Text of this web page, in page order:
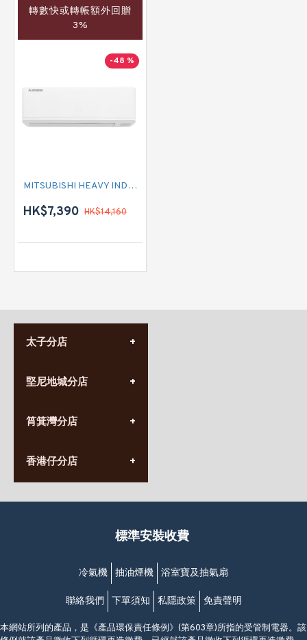
轉數快或轉帳額外回贈
3%
-48 %
MITSUBISHI HEAVY INDUSTRIES 三菱重工 SRK53MHIPC1 二匹 變頻淨冷掛牆分體式冷氣機 (附遙控)
HK$7,390 HK$14,160
太子分店
營業時間:
九龍太子太子道西141號
堅尼地城分店
營業時間:
香港堅尼地城卑路乍街
(堅尼地城地鐵站B出口)
筲箕灣分店
營業時間:
(10:00am-20:30pm)
香港仔分店
營業時間:
香港香港仔成都道20-28號
(黃竹坑地鐵站轉4M專線小巴)
標準安裝收費
冷氣機 抽油煙機 浴室寶及抽氣扇
聯絡我們 下單須知 私隱政策 免責聲明
本網站所列的產品，是《產品環保責任條例》(第603章)所指的受管制電器。該